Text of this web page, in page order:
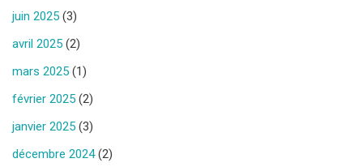
juin 2025 (3)
avril 2025 (2)
mars 2025 (1)
février 2025 (2)
janvier 2025 (3)
décembre 2024(2)